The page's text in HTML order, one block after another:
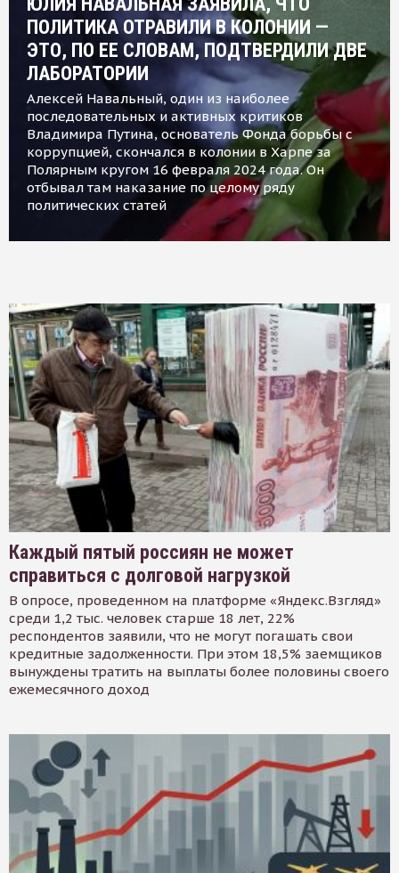
ПОЛИТИКА ОТРАВИЛИ В КОЛОНИИ —
ЭТО, ПО ЕЕ СЛОВАМ, ПОДТВЕРДИЛИ ДВЕ
ЛАБОРАТОРИИ
Алексей Навальный, один из наиболее
последовательных и активных критиков
Владимира Путина, основатель Фонда борьбы с
коррупцией, скончался в колонии в Харпе за
Полярным кругом 16 февраля 2024 года. Он
отбывал там наказание по целому ряду
политических статей
Каждый пятый россиян не может
справиться с долговой нагрузкой
В опросе, проведенном на платформе «Яндекс.Взгляд»
среди 1,2 тыс. человек старше 18 лет, 22%
респондентов заявили, что не могут погашать свои
кредитные задолженности. При этом 18,5% заемщиков
вынуждены тратить на выплаты более половины своего
ежемесячного доход